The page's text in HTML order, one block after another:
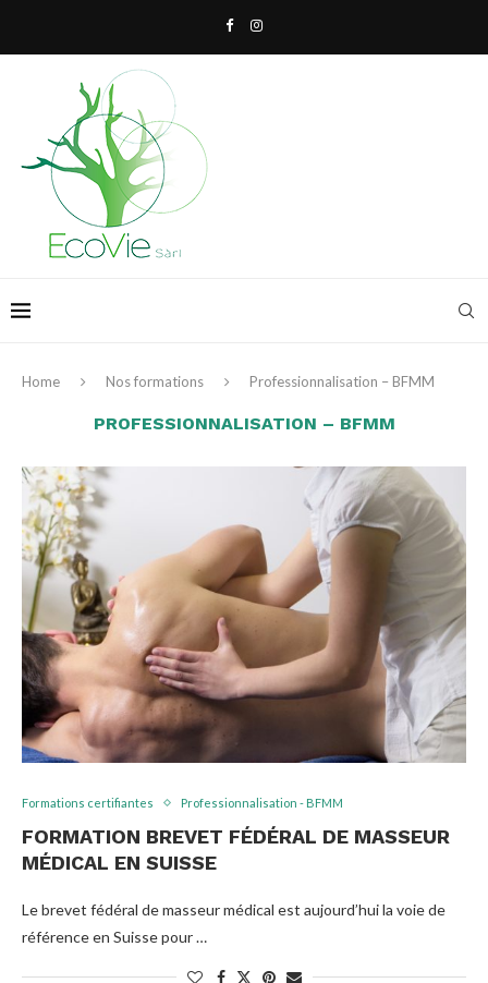
Home Nos formations Professionnalisation – BFMM
PROFESSIONNALISATION – BFMM
Formations certifiantes Professionnalisation - BFMM
FORMATION BREVET FÉDÉRAL DE MASSEUR
MÉDICAL EN SUISSE
Le brevet fédéral de masseur médical est aujourd’hui la voie de
référence en Suisse pour …